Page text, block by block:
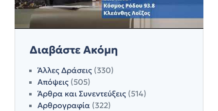
Διαβάστε Ακόμη
Άλλες Δράσεις (330)
Απόψεις (505)
Άρθρα και Συνεντεύξεις (514)
Αρθρογραφία (322)